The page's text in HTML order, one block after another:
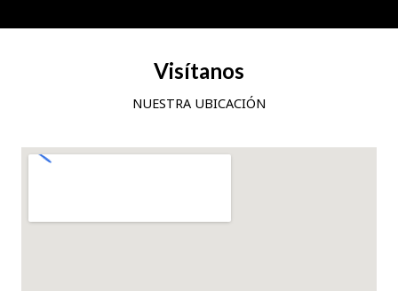
Visítanos
NUESTRA UBICACIÓN